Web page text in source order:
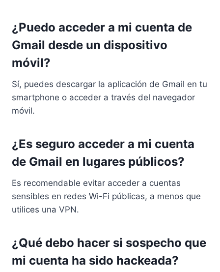
¿Puedo acceder a mi cuenta de
Gmail desde un dispositivo
móvil?
Sí, puedes descargar la aplicación de Gmail en tu
smartphone o acceder a través del navegador
móvil.
¿Es seguro acceder a mi cuenta
de Gmail en lugares públicos?
Es recomendable evitar acceder a cuentas
sensibles en redes Wi-Fi públicas, a menos que
utilices una VPN.
¿Qué debo hacer si sospecho que
mi cuenta ha sido hackeada?